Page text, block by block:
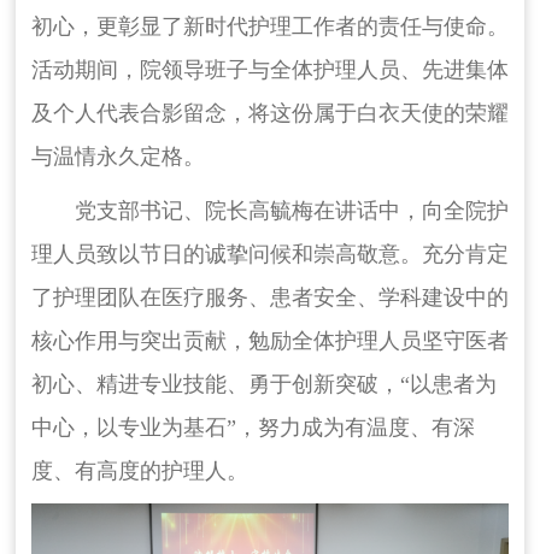
初心，更彰显了新时代护理工作者的责任与使命。
活动期间，院领导班子与全体护理人员、先进集体
及个人代表合影留念，将这份属于白衣天使的荣耀
与温情永久定格。
党支部书记、院长高毓梅在讲话中，向全院护
理人员致以节日的诚挚问候和崇高敬意。充分肯定
了护理团队在医疗服务、患者安全、学科建设中的
核心作用与突出贡献，勉励全体护理人员坚守医者
初心、精进专业技能、勇于创新突破，“以患者为
中心，以专业为基石”，努力成为有温度、有深
度、有高度的护理人。